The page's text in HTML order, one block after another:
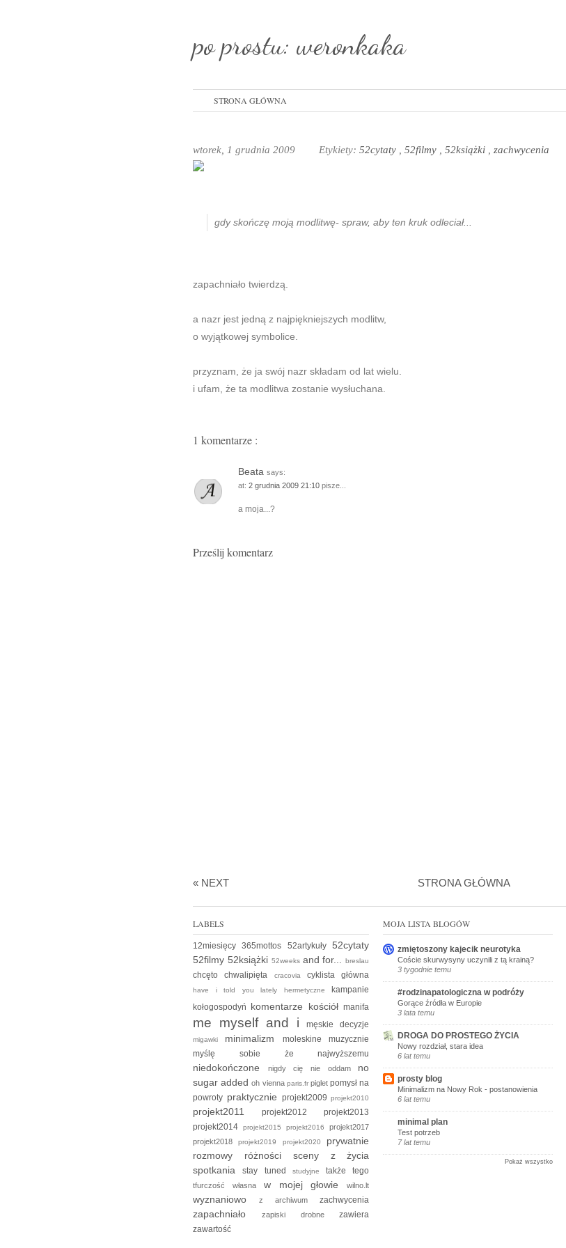
po prostu: weronkaka
STRONA GŁÓWNA
wtorek, 1 grudnia 2009 Etykiety: 52cytaty 52filmy 52książki zachwycenia
gdy skończę moją modlitwę- spraw, aby ten kruk odleciał...
zapachniało twierdzą.
a nazr jest jedną z najpiękniejszych modlitw,
o wyjątkowej symbolice.
przyznam, że ja swój nazr składam od lat wielu.
i ufam, że ta modlitwa zostanie wysłuchana.
1 komentarze :
Beata says:
at: 2 grudnia 2009 21:10 pisze...
a moja...?
Prześlij komentarz
« NEXT STRONA GŁÓWNA
LABELS
12miesięcy365mottos 52artykuły52cytaty
52filmy 52książki 52weeks and for...breslau
chcętochwalipięta cracoviacyklistagłówna
have i told you lately hermetyczne
kampanie
kołogospodyń komentarze kościółmanifa
me myself and imęskie decyzje
migawki minimalizm moleskinemuzycznie
myślę sobie żenajwyższemu
niedokończone nigdy cię nie oddam no
sugar addedoh vienna paris.fr pigletpomysł na
powroty praktycznie projekt2009projekt2010
projekt2011projekt2012projekt2013
projekt2014projekt2015projekt2016projekt2017
projekt2018projekt2019 projekt2020 prywatnie
rozmowy różności sceny z życia
spotkaniastay tuned studyjnetakże tego
tfurczość własna w mojej głowiewilno.lt
wyznaniowoz archiwumzachwycenia
zapachniało zapiski drobnezawiera
zawartość
MOJA LISTA BLOGÓW
zmiętoszony kajecik neurotyka
Coście skurwysyny uczynili z tą krainą?
3 tygodnie temu
#rodzinapatologiczna w podróży
Gorące źródła w Europie
3 lata temu
DROGA DO PROSTEGO ŻYCIA
Nowy rozdział, stara idea
6 lat temu
prosty blog
Minimalizm na Nowy Rok - postanowienia
6 lat temu
minimal plan
Test potrzeb
7 lat temu
Pokaż wszystko